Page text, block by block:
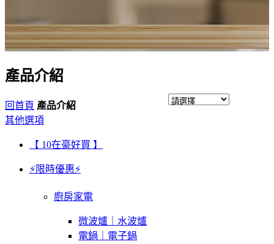
產品介紹
回首頁 產品介紹
其他選項
【 10在豪好買 】
⚡限時優惠⚡
廚房家電
微波爐｜水波爐
電鍋｜電子鍋